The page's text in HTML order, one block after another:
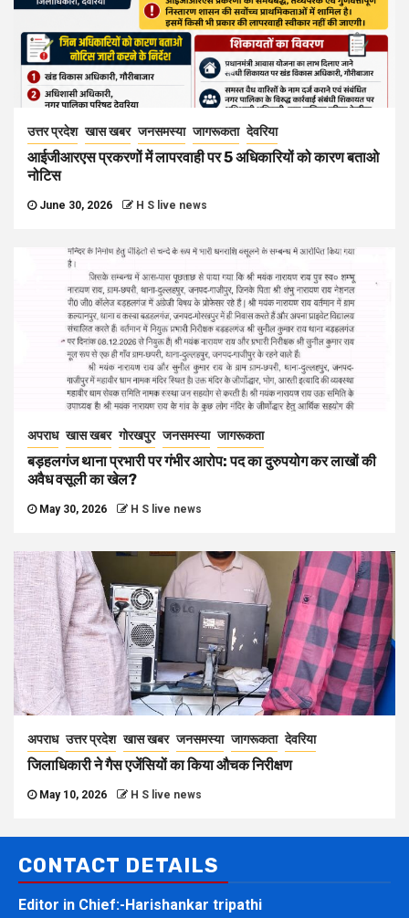
उत्तर प्रदेश खास खबर जनसमस्या जागरूकता देवरिया
आईजीआरएस प्रकरणों में लापरवाही पर 5 अधिकारियों को कारण बताओ
नोटिस
June 30, 2026 H S live news
अपराध खास खबर गोरखपुर जनसमस्या जागरूकता
बड़हलगंज थाना प्रभारी पर गंभीर आरोप: पद का दुरुपयोग कर लाखों की
अवैध वसूली का खेल?
May 30, 2026 H S live news
अपराध उत्तर प्रदेश खास खबर जनसमस्या जागरूकता देवरिया
जिलाधिकारी ने गैस एजेंसियों का किया औचक निरीक्षण
May 10, 2026 H S live news
CONTACT DETAILS
Editor in Chief:-Harishankar tripathi